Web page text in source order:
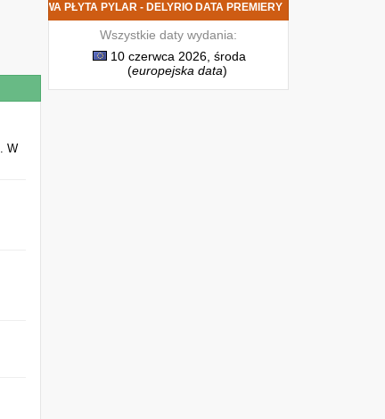
. W
NOWA PŁYTA PYLAR - DELYRIO DATA PREMIERY
Wszystkie daty wydania:
10 czerwca 2026, środa
(europejska data)